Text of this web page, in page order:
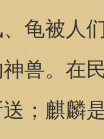
龟被人
兽。在
；麒麟